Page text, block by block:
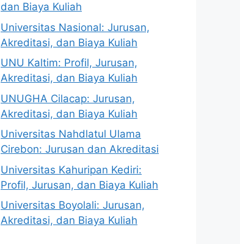
dan Biaya Kuliah
Universitas Nasional: Jurusan,
Akreditasi, dan Biaya Kuliah
UNU Kaltim: Profil, Jurusan,
Akreditasi, dan Biaya Kuliah
UNUGHA Cilacap: Jurusan,
Akreditasi, dan Biaya Kuliah
Universitas Nahdlatul Ulama
Cirebon: Jurusan dan Akreditasi
Universitas Kahuripan Kediri:
Profil, Jurusan, dan Biaya Kuliah
Universitas Boyolali: Jurusan,
Akreditasi, dan Biaya Kuliah